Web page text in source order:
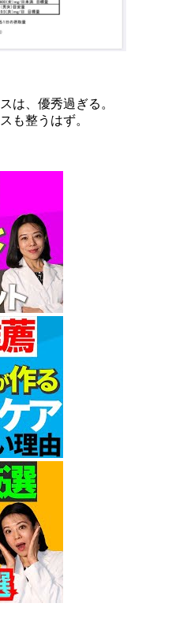
は、優秀過ぎる。
も整うはず。